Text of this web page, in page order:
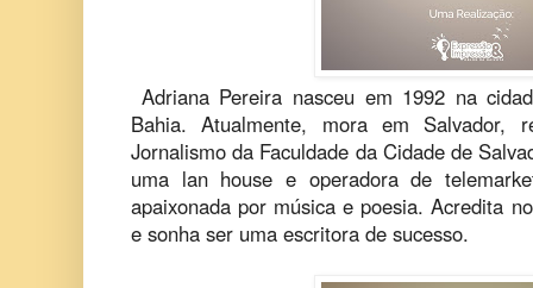
Adriana Pereira nasceu em 1992 na
Bahia. Atualmente, mora em Salvador,
Jornalismo da Faculdade da Cidade de
uma lan house e operadora de
apaixonada por música e poesia. Acredita
e sonha ser uma escritora de sucesso.